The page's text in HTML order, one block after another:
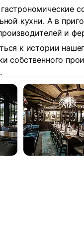
кухни. А в
и
к истории
собственного